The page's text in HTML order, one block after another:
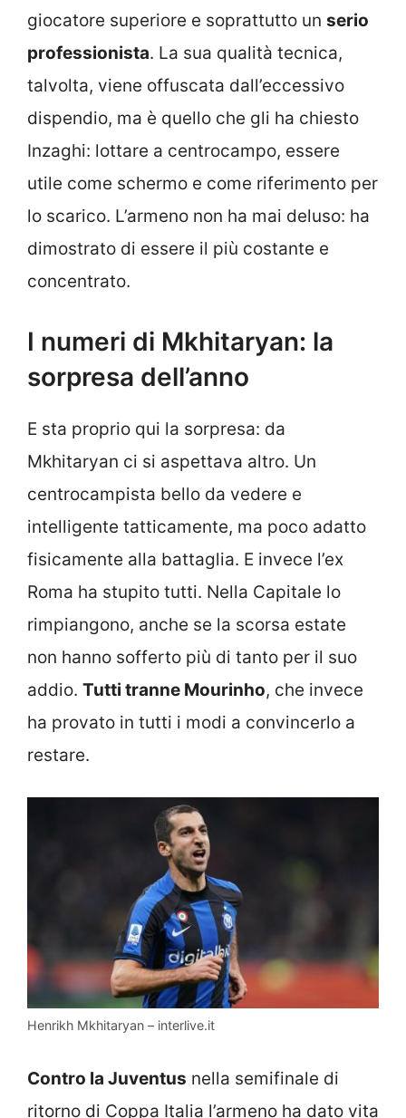
giocatore superiore e soprattutto un serio
professionista. La sua qualità tecnica,
talvolta, viene offuscata dall’eccessivo
dispendio, ma è quello che gli ha chiesto
Inzaghi: lottare a centrocampo, essere
utile come schermo e come riferimento per
lo scarico. L’armeno non ha mai deluso: ha
dimostrato di essere il più costante e
concentrato.
I numeri di Mkhitaryan: la
sorpresa dell’anno
E sta proprio qui la sorpresa: da
Mkhitaryan ci si aspettava altro. Un
centrocampista bello da vedere e
intelligente tatticamente, ma poco adatto
fisicamente alla battaglia. E invece l’ex
Roma ha stupito tutti. Nella Capitale lo
rimpiangono, anche se la scorsa estate
non hanno sofferto più di tanto per il suo
addio. Tutti tranne Mourinho, che invece
ha provato in tutti i modi a convincerlo a
restare.
Henrikh Mkhitaryan – interlive.it
Contro la Juventus nella semifinale di
ritorno di Coppa Italia l’armeno ha dato vita